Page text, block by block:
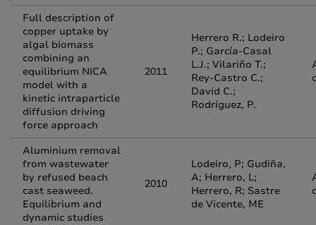
Full description of
copper uptake by
algal biomass
combining an
equilibrium NICA
model with a
kinetic intraparticle
diffusion driving
force approach
2011
Herrero R.; Lodeiro
P.; García-Casal
L.J.; Vilariño T.;
Rey-Castro C.;
David C.;
Rodríguez, P.
Aluminium removal
from wastewater
by refused beach
cast seaweed.
Equilibrium and
dynamic studies
2010
Lodeiro, P; Gudiña,
A; Herrero, L;
Herrero, R; Sastre
de Vicente, ME